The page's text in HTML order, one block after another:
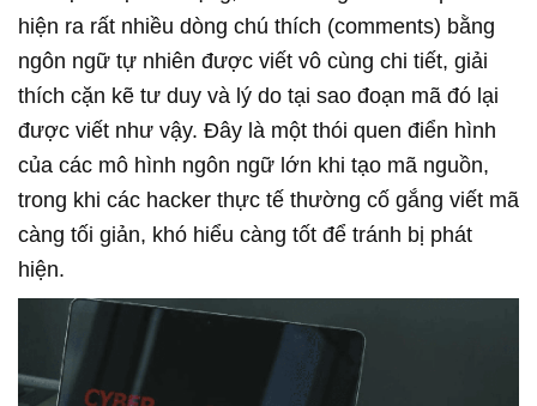
hiện ra rất nhiều dòng chú thích (comments) bằng
ngôn ngữ tự nhiên được viết vô cùng chi tiết, giải
thích cặn kẽ tư duy và lý do tại sao đoạn mã đó lại
được viết như vậy. Đây là một thói quen điển hình
của các mô hình ngôn ngữ lớn khi tạo mã nguồn,
trong khi các hacker thực tế thường cố gắng viết mã
càng tối giản, khó hiểu càng tốt để tránh bị phát
hiện.